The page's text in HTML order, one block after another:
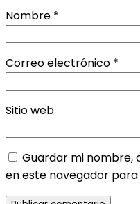
Nombre *
Correo electrónico *
Sitio web
Guardar mi nombre,
en este navegador